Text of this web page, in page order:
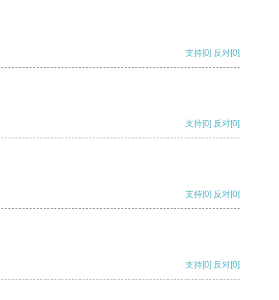
支持[0] 反对[0]
支持[0] 反对[0]
支持[0] 反对[0]
支持[0] 反对[0]